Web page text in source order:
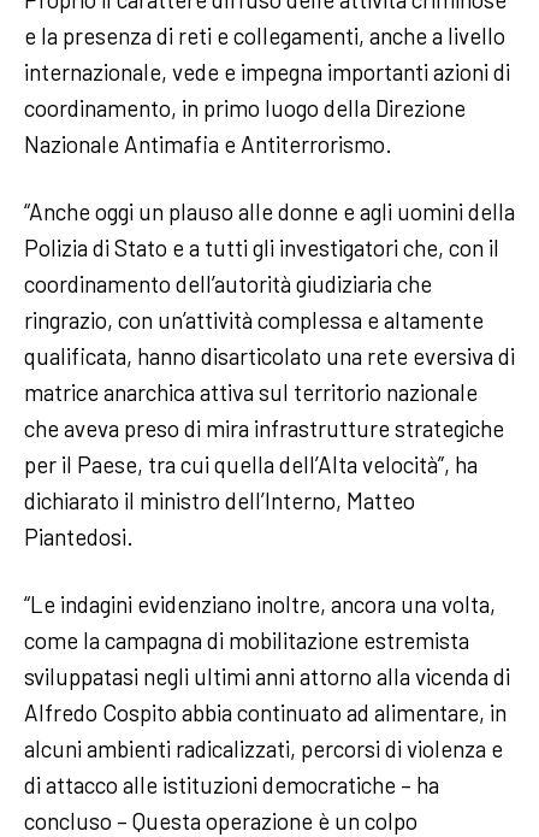
e la presenza di reti e collegamenti, anche a livello
internazionale, vede e impegna importanti azioni di
coordinamento, in primo luogo della Direzione
Nazionale Antimafia e Antiterrorismo.
“Anche oggi un plauso alle donne e agli uomini della
Polizia di Stato e a tutti gli investigatori che, con il
coordinamento dell’autorità giudiziaria che
ringrazio, con un’attività complessa e altamente
qualificata, hanno disarticolato una rete eversiva di
matrice anarchica attiva sul territorio nazionale
che aveva preso di mira infrastrutture strategiche
per il Paese, tra cui quella dell’Alta velocità”, ha
dichiarato il ministro dell’Interno, Matteo
Piantedosi.
“Le indagini evidenziano inoltre, ancora una volta,
come la campagna di mobilitazione estremista
sviluppatasi negli ultimi anni attorno alla vicenda di
Alfredo Cospito abbia continuato ad alimentare, in
alcuni ambienti radicalizzati, percorsi di violenza e
di attacco alle istituzioni democratiche – ha
concluso – Questa operazione è un colpo